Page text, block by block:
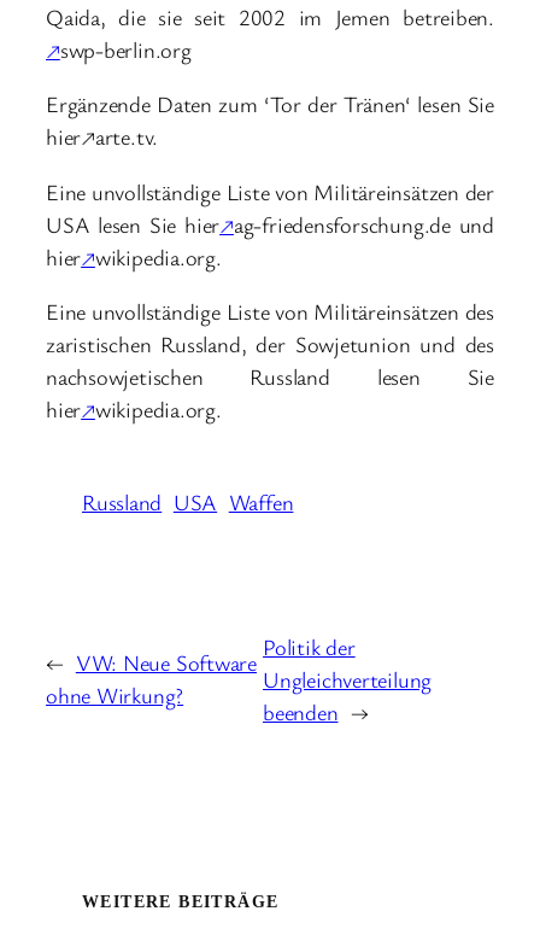
Qaida, die sie seit 2002 im Jemen betreiben.
↗swp-berlin.org
Ergänzende Daten zum ‘Tor der Tränen‘ lesen Sie
hier↗arte.tv.
Eine unvollständige Liste von Militäreinsätzen der
USA lesen Sie hier↗ag-friedensforschung.de und
hier↗wikipedia.org.
Eine unvollständige Liste von Militäreinsätzen des
zaristischen Russland, der Sowjetunion und des
nachsowjetischen Russland lesen Sie
hier↗wikipedia.org.
Russland USA Waffen
← VW: Neue Software
ohne Wirkung?
Politik der
Ungleichverteilung
beenden →
WEITERE BEITRÄGE